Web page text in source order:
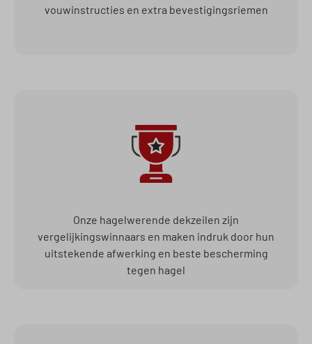
vouwinstructies en extra bevestigingsriemen
Onze hagelwerende dekzeilen zijn
vergelijkingswinnaars en maken indruk door hun
uitstekende afwerking en beste bescherming
tegen hagel